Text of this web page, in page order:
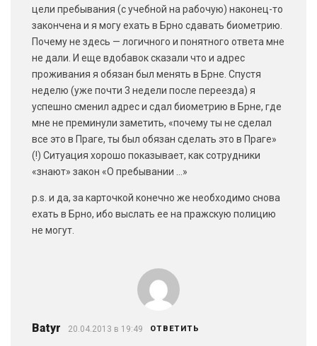
цели пребывания (с учебной на рабочую) наконец-то
закончена и я могу ехать в Брно сдавать биометрию.
Почему не здесь — логичного и понятного ответа мне
не дали. И еще вдобавок сказали что и адрес
проживания я обязан был менять в Брне. Спустя
неделю (уже почти 3 недели после переезда) я
успешно сменил адрес и сдал биометрию в Брне, где
мне не преминули заметить, «почему ты не сделал
все это в Праге, ты был обязан сделать это в Праге»
(!) Ситуация хорошо показывает, как сотрудники
«знают» закон «О пребывании …»
p.s. и да, за карточкой конечно же необходимо снова
ехать в Брно, ибо выслать ее на пражскую полицию
не могут.
Batyr 20.04.2013 в 19:49 ОТВЕТИТЬ